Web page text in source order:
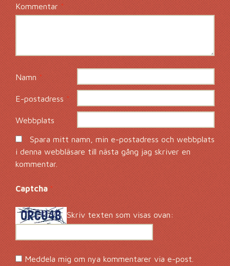
Kommentar*
Namn*
E-postadress*
Webbplats
Spara mitt namn, min e-postadress och webbplats
i denna webbläsare till nästa gång jag skriver en
kommentar.
Captcha *
Skriv texten som visas ovan:
Meddela mig om nya kommentarer via e-post.